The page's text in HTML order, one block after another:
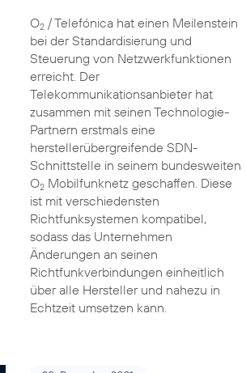
O2/ Telefónica hat einen Meilenstein
bei der Standardisierung und
Steuerung von Netzwerkfunktionen
erreicht. Der
Telekommunikationsanbieter hat
zusammen mit seinen Technologie-
Partnern erstmals eine
herstellerübergreifende SDN-
Schnittstelle in seinem bundesweiten
O2Mobilfunknetz geschaffen. Diese
ist mit verschiedensten
Richtfunksystemen kompatibel,
sodass das Unternehmen
Änderungen an seinen
Richtfunkverbindungen einheitlich
über alle Hersteller und nahezu in
Echtzeit umsetzen kann.